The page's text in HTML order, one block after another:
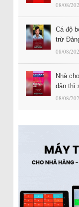
08/08/
Cá độ
trừ
08/08/
Nhà
dân thì
08/08/